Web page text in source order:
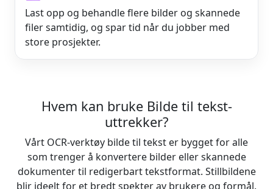
Last opp og behandle flere bilder og skannede
filer samtidig, og spar tid når du jobber med
store prosjekter.
Hvem kan bruke Bilde til tekst-
uttrekker?
Vårt OCR-verktøy bilde til tekst er bygget for alle
som trenger å konvertere bilder eller skannede
dokumenter til redigerbart tekstformat. Stillbildene
blir ideelt for et bredt spekter av brukere og formål.